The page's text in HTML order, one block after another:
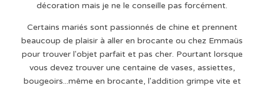
décoration mais je ne le conseille pas forcément.
Certains mariés sont passionnés de chine et prennent
beaucoup de plaisir à aller en brocante ou chez Emmaüs
pour trouver l'objet parfait et pas cher. Pourtant lorsque
vous devez trouver une centaine de vases, assiettes,
bougeoirs...même en brocante, l'addition grimpe vite et